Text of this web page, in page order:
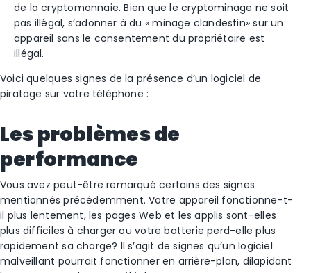
de la cryptomonnaie. Bien que le cryptominage ne soit
pas illégal, s’adonner à du « minage clandestin» sur un
appareil sans le consentement du propriétaire est
illégal.
Voici quelques signes de la présence d’un logiciel de
piratage sur votre téléphone :
Les problèmes de
performance
Vous avez peut-être remarqué certains des signes
mentionnés précédemment. Votre appareil fonctionne-t-
il plus lentement, les pages Web et les applis sont-elles
plus difficiles à charger ou votre batterie perd-elle plus
rapidement sa charge? Il s’agit de signes qu’un logiciel
malveillant pourrait fonctionner en arrière-plan, dilapidant